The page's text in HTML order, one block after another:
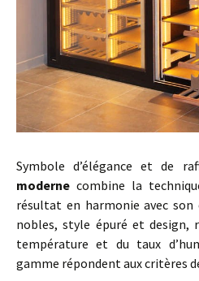
Symbole d’élégance et de
moderne combine la
résultat en harmonie avec son
nobles, style épuré et design,
température et du taux
gamme répondent aux critères